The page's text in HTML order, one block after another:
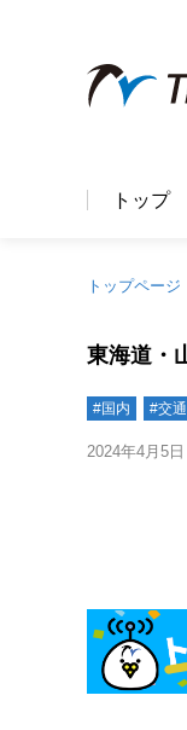
トップ
トップページ
東海道・
#国内 #交
2024年4月5日